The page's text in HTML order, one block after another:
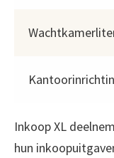
Inkoop XL
hun